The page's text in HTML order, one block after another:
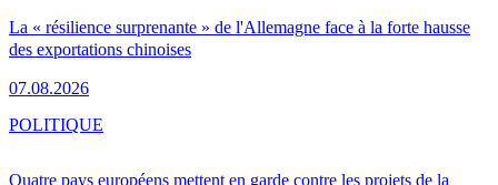
La « résilience surprenante » de l'Allemagne face à la forte hausse
des exportations chinoises
07.08.2026
Quatre pays européens mettent en garde contre les projets de la
POLITIQUE